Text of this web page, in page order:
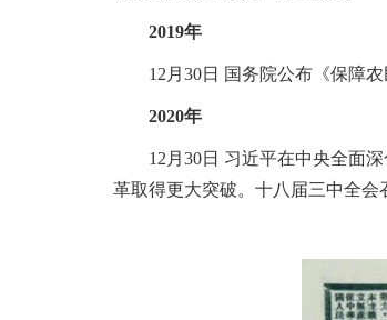
2019年
12月30日 国务院公布《保障农
2020年
12月30日 习近平在中央全面深
革取得更大突破。十八届三中全会